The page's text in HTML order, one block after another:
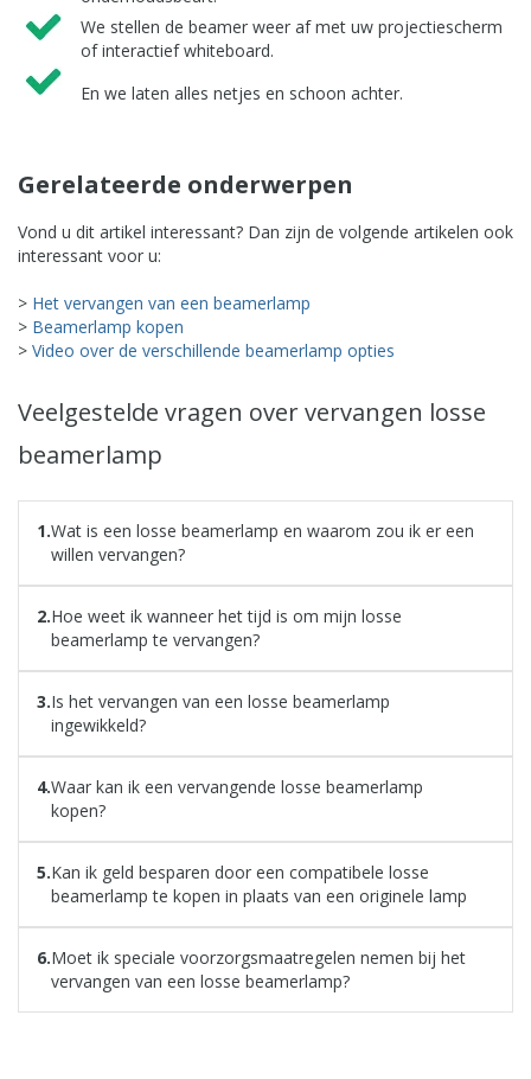
We stellen de beamer weer af met uw projectiescherm
of interactief whiteboard.
En we laten alles netjes en schoon achter.
Gerelateerde onderwerpen
Vond u dit artikel interessant? Dan zijn de volgende artikelen ook
interessant voor u:
> Het vervangen van een beamerlamp
> Beamerlamp kopen
> Video over de verschillende beamerlamp opties
Veelgestelde vragen over vervangen losse
beamerlamp
Wat is een losse beamerlamp en waarom zou ik er een
willen vervangen?
Hoe weet ik wanneer het tijd is om mijn losse
beamerlamp te vervangen?
Is het vervangen van een losse beamerlamp
ingewikkeld?
Waar kan ik een vervangende losse beamerlamp
kopen?
Kan ik geld besparen door een compatibele losse
beamerlamp te kopen in plaats van een originele lamp
Moet ik speciale voorzorgsmaatregelen nemen bij het
vervangen van een losse beamerlamp?